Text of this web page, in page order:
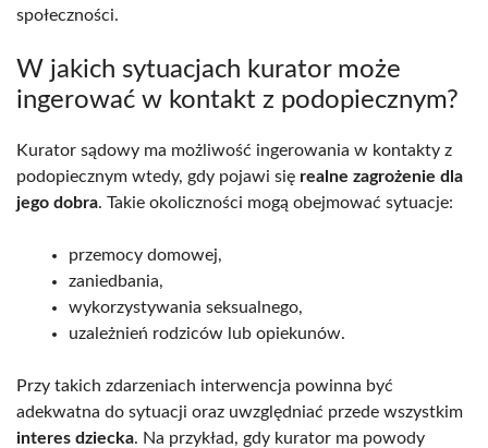
społeczności.
W jakich sytuacjach kurator może
ingerować w kontakt z podopiecznym?
Kurator sądowy ma możliwość ingerowania w kontakty z
podopiecznym wtedy, gdy pojawi się realne zagrożenie dla
jego dobra. Takie okoliczności mogą obejmować sytuacje:
przemocy domowej,
zaniedbania,
wykorzystywania seksualnego,
uzależnień rodziców lub opiekunów.
Przy takich zdarzeniach interwencja powinna być
adekwatna do sytuacji oraz uwzględniać przede wszystkim
interes dziecka. Na przykład, gdy kurator ma powody